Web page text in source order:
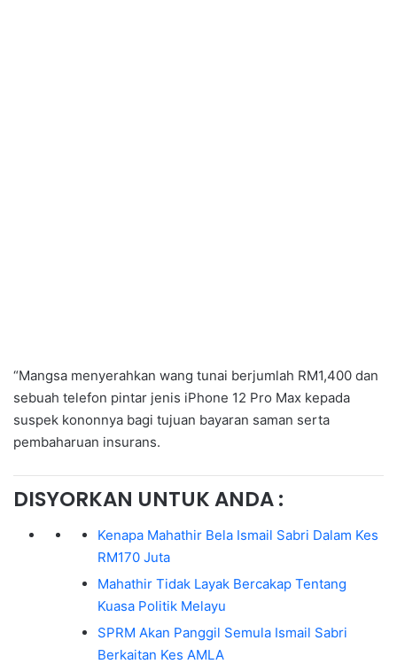
“Mangsa menyerahkan wang tunai berjumlah RM1,400 dan
sebuah telefon pintar jenis iPhone 12 Pro Max kepada
suspek kononnya bagi tujuan bayaran saman serta
pembaharuan insurans.
DISYORKAN UNTUK ANDA :
Kenapa Mahathir Bela Ismail Sabri Dalam Kes
RM170 Juta
Mahathir Tidak Layak Bercakap Tentang
Kuasa Politik Melayu
SPRM Akan Panggil Semula Ismail Sabri
Berkaitan Kes AMLA